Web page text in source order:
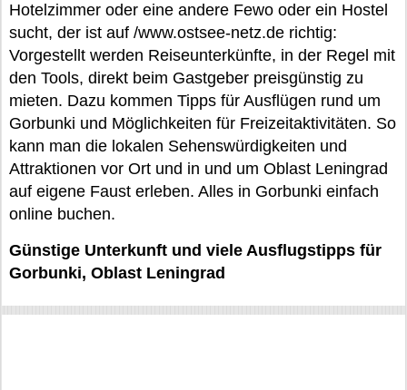
Hotelzimmer oder eine andere Fewo oder ein Hostel
sucht, der ist auf /www.ostsee-netz.de richtig:
Vorgestellt werden Reiseunterkünfte, in der Regel mit
den Tools, direkt beim Gastgeber preisgünstig zu
mieten. Dazu kommen Tipps für Ausflügen rund um
Gorbunki und Möglichkeiten für Freizeitaktivitäten. So
kann man die lokalen Sehenswürdigkeiten und
Attraktionen vor Ort und in und um Oblast Leningrad
auf eigene Faust erleben. Alles in Gorbunki einfach
online buchen.
Günstige Unterkunft und viele Ausflugstipps für
Gorbunki, Oblast Leningrad